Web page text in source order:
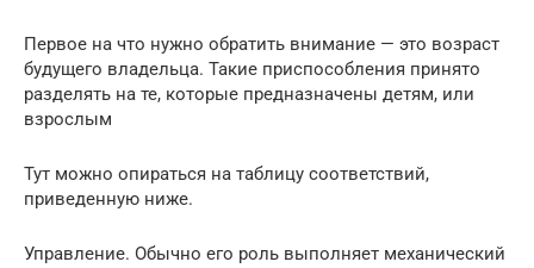
Первое на что нужно обратить внимание — это возраст
будущего владельца. Такие приспособления принято
разделять на те, которые предназначены детям, или
взрослым
Тут можно опираться на таблицу соответствий,
приведенную ниже.
Управление. Обычно его роль выполняет механический